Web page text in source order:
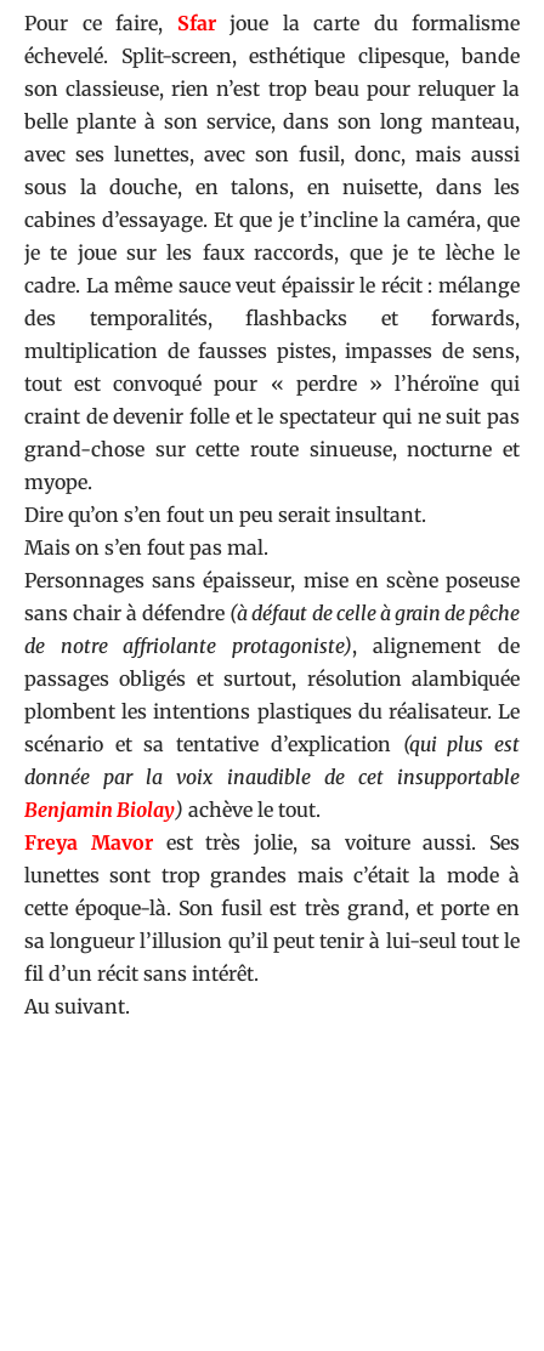
Pour ce faire, Sfar joue la carte du formalisme
échevelé. Split-screen, esthétique clipesque, bande
son classieuse, rien n’est trop beau pour reluquer la
belle plante à son service, dans son long manteau,
avec ses lunettes, avec son fusil, donc, mais aussi
sous la douche, en talons, en nuisette, dans les
cabines d’essayage. Et que je t’incline la caméra, que
je te joue sur les faux raccords, que je te lèche le
cadre. La même sauce veut épaissir le récit : mélange
des temporalités, flashbacks et forwards,
multiplication de fausses pistes, impasses de sens,
tout est convoqué pour « perdre » l’héroïne qui
craint de devenir folle et le spectateur qui ne suit pas
grand-chose sur cette route sinueuse, nocturne et
myope.
Dire qu’on s’en fout un peu serait insultant.
Mais on s’en fout pas mal.
Personnages sans épaisseur, mise en scène poseuse
sans chair à défendre (à défaut de celle à grain de pêche
de notre affriolante protagoniste), alignement de
passages obligés et surtout, résolution alambiquée
plombent les intentions plastiques du réalisateur. Le
scénario et sa tentative d’explication (qui plus est
donnée par la voix inaudible de cet insupportable
Benjamin Biolay) achève le tout.
Freya Mavorest très jolie, sa voiture aussi. Ses
lunettes sont trop grandes mais c’était la mode à
cette époque-là. Son fusil est très grand, et porte en
sa longueur l’illusion qu’il peut tenir à lui-seul tout le
fil d’un récit sans intérêt.
Au suivant.